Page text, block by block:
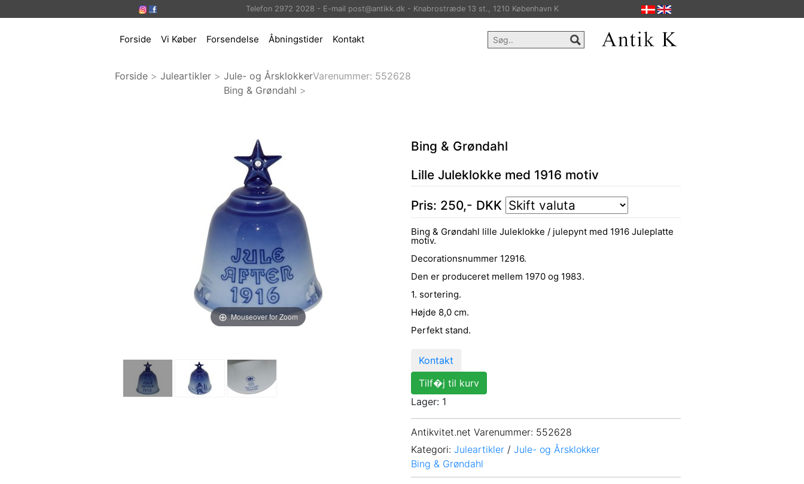
Telefon 2972 2028 - E-mail post@antikk.dk - Knabrostræde 13 st., 1210 København K
Forside Vi Køber Forsendelse Åbningstider Kontakt
Forside > Juleartikler > Jule- og Årsklokker
Bing & Grøndahl >
Varenummer: 552628
Mouseover for Zoom
Bing & Grøndahl
Lille Juleklokke med 1916 motiv
Pris: 250,- DKK
Bing & Grøndahl lille Juleklokke / julepynt med 1916 Juleplatte
motiv.
Decorationsnummer 12916.
Den er produceret mellem 1970 og 1983.
1. sortering.
Højde 8,0 cm.
Perfekt stand.
Kontakt
Tilf�j til kurv
Lager: 1
Antikvitet.net Varenummer: 552628
Kategori: Juleartikler / Jule- og Årsklokker
Bing & Grøndahl